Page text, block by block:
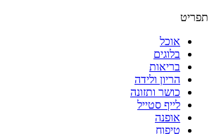
תפריט
אוכל
בלוגים
בריאות
הריון ולידה
כושר ותזונה
לייף סטייל
אופנה
טיפוח